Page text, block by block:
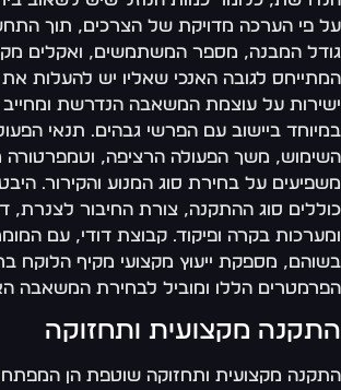
פי הערכה מדויקת של הצרכים, תוך
המבנה, מספר המשתמשים, ואקלים
לגובה האנכי שאליו יש להעלות את
על עוצמת המשאבה הנדרשת ומחייב
ביישוב עם הפרשי גבהים. תנאי
משך הפעולה הרציפה, וטמפרטורה
על בחירת סוג המנוע והקירור.
סוג ההתקנה, צורת החיבור לצנרת,
בקרה ופיקוד. קבוצת דודי, עם
מספקת ייעוץ מקצועי מקיף הלוקח
הללו ומוביל לבחירת המשאבה
מקצועית ותחזוקה
מקצועית ותחזוקה שוטפת הן המפתח